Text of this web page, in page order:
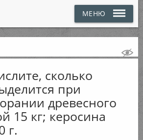
МЕНЮ
сколько
при
древесного
15 кг; керосина
г.